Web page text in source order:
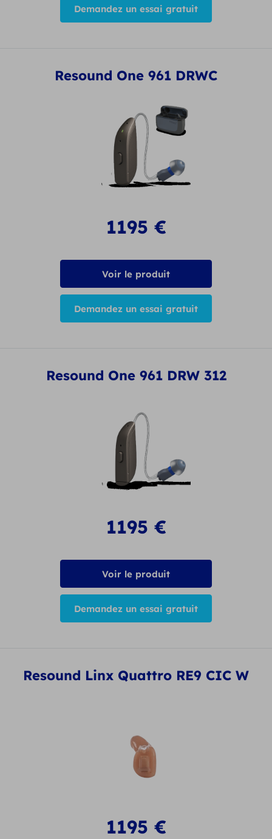
Demandez un essai gratuit
Resound One 961 DRWC
1195 €
Voir le produit
Demandez un essai gratuit
Resound One 961 DRW 312
1195 €
Voir le produit
Demandez un essai gratuit
Resound Linx Quattro RE9 CIC W
1195 €